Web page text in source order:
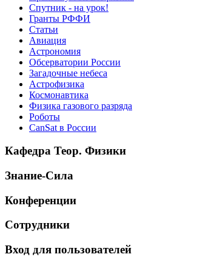
Спутник - на урок!
Гранты РФФИ
Статьи
Авиация
Астрономия
Обсерватории России
Загадочные небеса
Астрофизика
Космонавтика
Физика газового разряда
Роботы
CanSat в России
Кафедра Теор. Физики
Знание-Сила
Конференции
Сотрудники
Вход для пользователей